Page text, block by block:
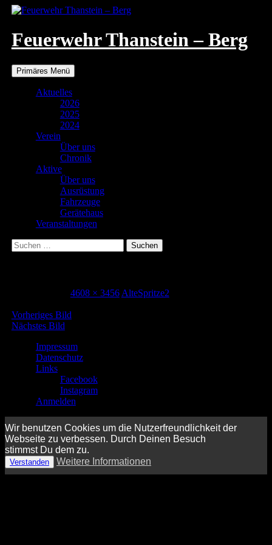
Zum
springen
Feuerwehr Thanstein – Berg
Suchen
Primäres Menü
Aktuelles
2026
2025
2024
Verein
Über uns
Chronik
Aktive
Über uns
Ausrüstung
Fahrzeuge
Gerätehaus
Veranstaltungen
Suchen
nach:
4608 × 3456 AlteSpritze2
Vorheriges Bild
Nächstes Bild
Impressum
Datenschutz
Links
Facebook
Instagram
Anmelden
Wir benutzen Cookies um die Nutzerfreundlichkeit der
Webseite zu verbessen. Durch Deinen Besuch
stimmst Du dem zu.
Verstanden Weitere Informationen